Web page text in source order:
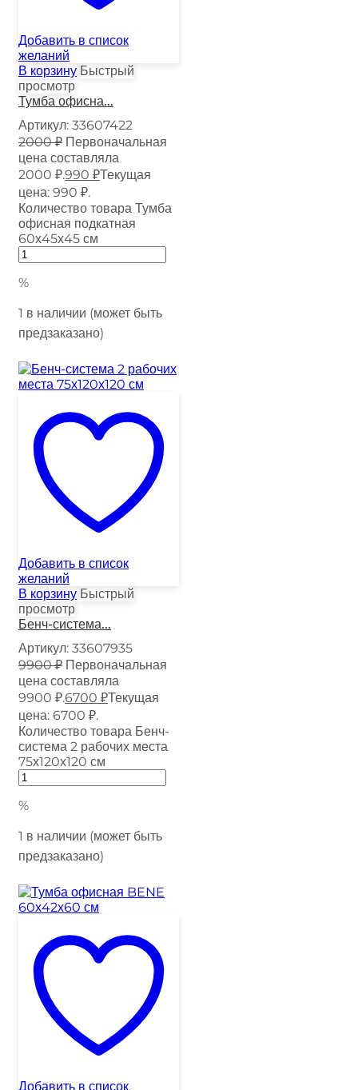
Добавить в список
желаний
В корзину Быстрый
просмотр
Тумба офисна...
Артикул: 33607422
2000₽ Первоначальная
цена составляла
2000 ₽.990 ₽Текущая
цена: 990 ₽.
Количество товара Тумба
офисная подкатная
60х45х45 см
%
1 в наличии (может быть
предзаказано)
Добавить в список
желаний
В корзину Быстрый
просмотр
Бенч-система...
Артикул: 33607935
9900₽ Первоначальная
цена составляла
9900 ₽.6700 ₽Текущая
цена: 6700 ₽.
Количество товара Бенч-
система 2 рабочих места
75х120х120 см
%
1 в наличии (может быть
предзаказано)
Добавить в список